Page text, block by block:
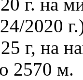
2020
г, на
2570 м.